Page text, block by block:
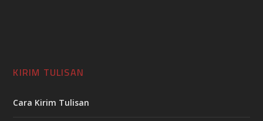
KIRIM TULISAN
Cara Kirim Tulisan